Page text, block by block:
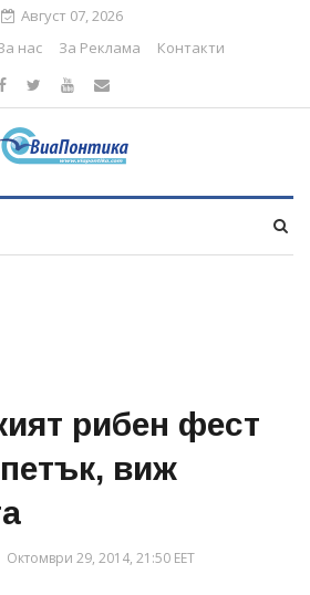
Август 07, 2026
нас За Реклама Контакти
рибен фест
виж
Октомври 29, 2014, 21:50 EET